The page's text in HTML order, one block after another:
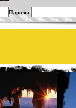
Пароль: